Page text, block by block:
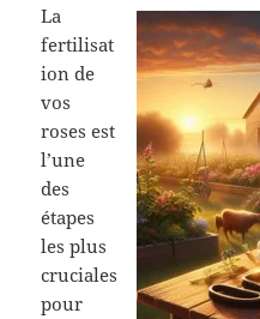
La
fertilisat
ion de
vos
roses est
l’une
des
étapes
les plus
cruciales
pour